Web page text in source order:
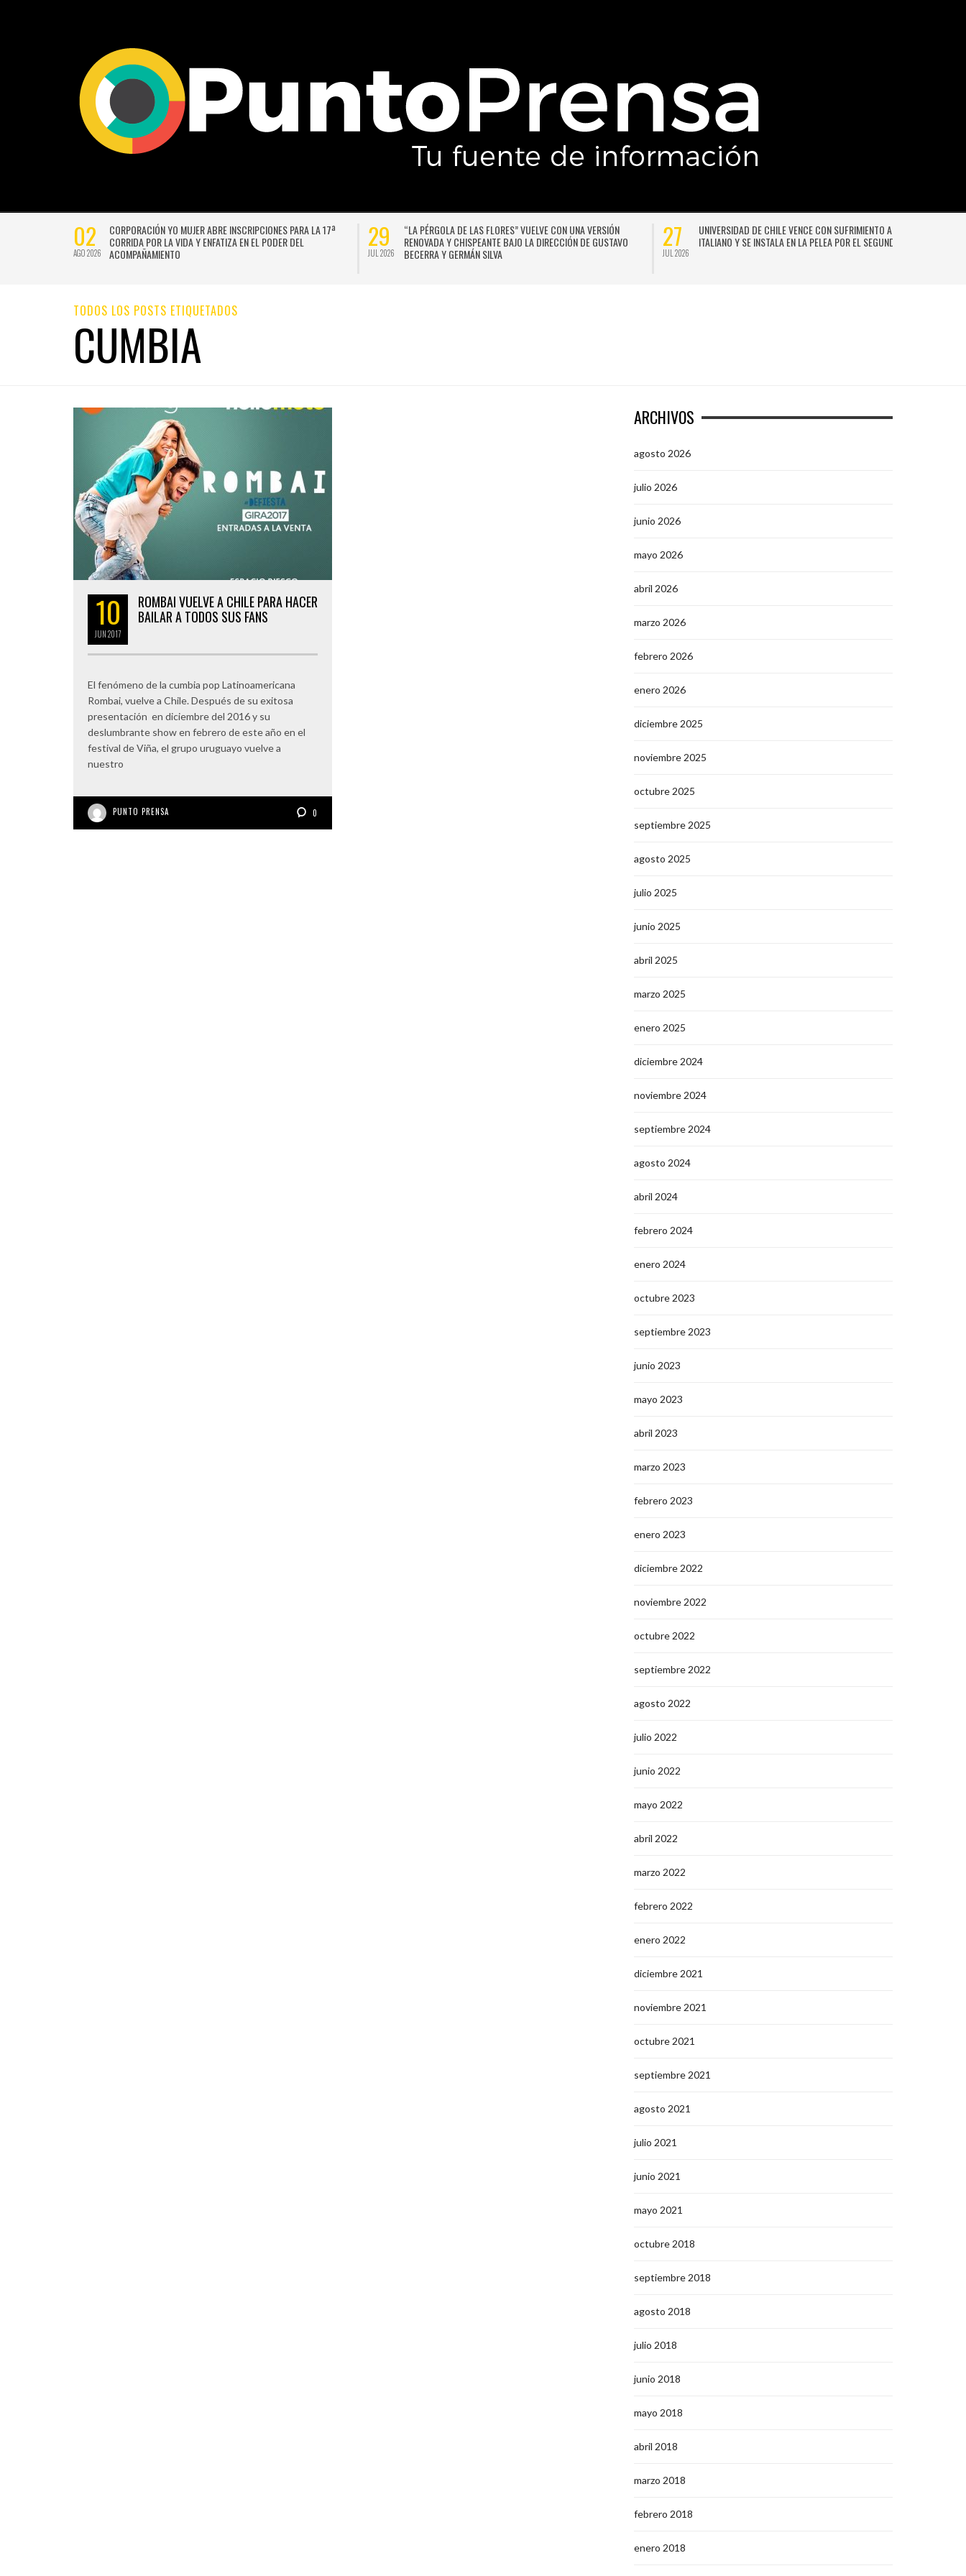
02
AGO 2026
CORPORACIÓN YO MUJER ABRE INSCRIPCIONES PARA LA 17ª
CORRIDA POR LA VIDA Y ENFATIZA EN EL PODER DEL
ACOMPAÑAMIENTO
29
JUL 2026
“LA PÉRGOLA DE LAS FLORES” VUELVE CON UNA VERSIÓN
RENOVADA Y CHISPEANTE BAJO LA DIRECCIÓN DE GUSTAVO
BECERRA Y GERMÁN SILVA
27
JUL 2026
UNIVERSIDAD DE CHILE VENCE CON SUFRIMIENTO A AUDAX
ITALIANO Y SE INSTALA EN LA PELEA POR EL SEGUNDO LUGAR
TODOS LOS POSTS ETIQUETADOS
CUMBIA
10
JUN2017
ROMBAI VUELVE A CHILE PARA HACER
BAILAR A TODOS SUS FANS
El fenómeno de la cumbia pop Latinoamericana
Rombai, vuelve a Chile. Después de su exitosa
presentación en diciembre del 2016 y su
deslumbrante show en febrero de este año en el
festival de Viña, el grupo uruguayo vuelve a
nuestro
PUNTO PRENSA 0
ARCHIVOS
agosto 2026
julio 2026
junio 2026
mayo 2026
abril 2026
marzo 2026
febrero 2026
enero 2026
diciembre 2025
noviembre 2025
octubre 2025
septiembre 2025
agosto 2025
julio 2025
junio 2025
abril 2025
marzo 2025
enero 2025
diciembre 2024
noviembre 2024
septiembre 2024
agosto 2024
abril 2024
febrero 2024
enero 2024
octubre 2023
septiembre 2023
junio 2023
mayo 2023
abril 2023
marzo 2023
febrero 2023
enero 2023
diciembre 2022
noviembre 2022
octubre 2022
septiembre 2022
agosto 2022
julio 2022
junio 2022
mayo 2022
abril 2022
marzo 2022
febrero 2022
enero 2022
diciembre 2021
noviembre 2021
octubre 2021
septiembre 2021
agosto 2021
julio 2021
junio 2021
mayo 2021
octubre 2018
septiembre 2018
agosto 2018
julio 2018
junio 2018
mayo 2018
abril 2018
marzo 2018
febrero 2018
enero 2018